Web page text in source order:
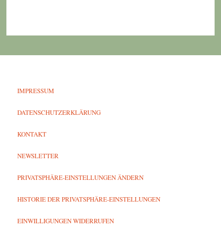
IMPRESSUM
DATENSCHUTZERKLÄRUNG
KONTAKT
NEWSLETTER
PRIVATSPHÄRE-EINSTELLUNGEN ÄNDERN
HISTORIE DER PRIVATSPHÄRE-EINSTELLUNGEN
EINWILLIGUNGEN WIDERRUFEN